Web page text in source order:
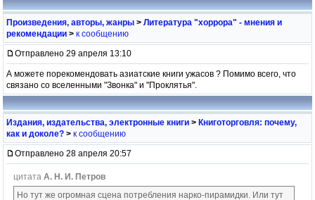
Произведения, авторы, жанры > Литература "хоррора" - мнения и
рекомендации > к сообщению
Отправлено 29 апреля 13:10
А можете порекомендовать азиатские книги ужасов ? Помимо всего, что
связано со вселенными "Звонка" и "Проклятья".
Издания, издательства, электронные книги > Книготорговля: почему,
как и доколе? > к сообщению
Отправлено 28 апреля 20:57
цитата А. Н. И. Петров
Но тут же огромная сцена потребления нарко-пирамидки. Или тут